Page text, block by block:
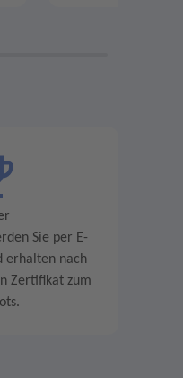
Sie per E-
erhalten nach
Zertifikat zum